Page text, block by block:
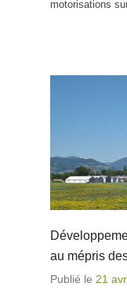
motorisations
au mépris
Publié le 21